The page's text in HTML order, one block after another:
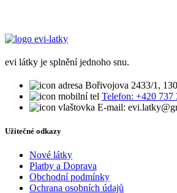
evi látky je splnění jednoho snu.
Bořivojova 2433/1,
Telefon: +420 737
E-mail:
Užitečné odkazy
Nové látky
Platby a Doprava
Obchodní podmínky
Ochrana osobních údajů